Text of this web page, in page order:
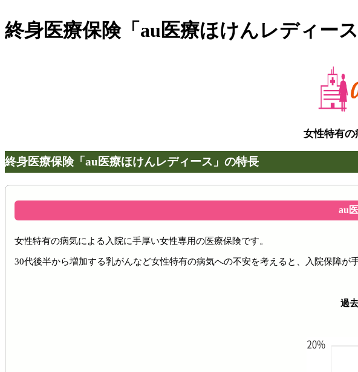
終身医療保険「au医療ほけんレディー
女性特有の
終身医療保険「au医療ほけんレディース」の特長
au
女性特有の病気による入院に手厚い女性専用の医療保険です。
30代後半から増加する乳がんなど女性特有の病気への不安を考えると、入院保障が
過